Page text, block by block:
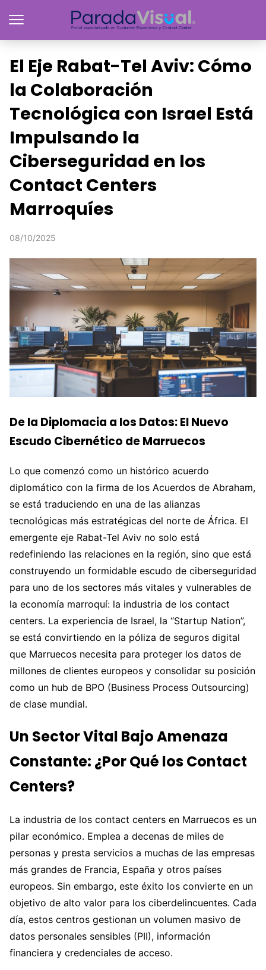
El Eje Rabat-Tel Aviv: Cómo
la Colaboración
Tecnológica con Israel Está
Impulsando la
Ciberseguridad en los
Contact Centers
Marroquíes
08/10/2025
De la Diplomacia a los Datos: El Nuevo
Escudo Cibernético de Marruecos
Lo que comenzó como un histórico acuerdo
diplomático con la firma de los Acuerdos de Abraham,
se está traduciendo en una de las alianzas
tecnológicas más estratégicas del norte de África. El
emergente eje Rabat-Tel Aviv no solo está
redefiniendo las relaciones en la región, sino que está
construyendo un formidable escudo de ciberseguridad
para uno de los sectores más vitales y vulnerables de
la economía marroquí: la industria de los contact
centers. La experiencia de Israel, la “Startup Nation”,
se está convirtiendo en la póliza de seguros digital
que Marruecos necesita para proteger los datos de
millones de clientes europeos y consolidar su posición
como un hub de BPO (Business Process Outsourcing)
de clase mundial.
Un Sector Vital Bajo Amenaza
Constante: ¿Por Qué los Contact
Centers?
La industria de los contact centers en Marruecos es un
pilar económico. Emplea a decenas de miles de
personas y presta servicios a muchas de las empresas
más grandes de Francia, España y otros países
europeos. Sin embargo, este éxito los convierte en un
objetivo de alto valor para los ciberdelincuentes. Cada
día, estos centros gestionan un volumen masivo de
datos personales sensibles (PII), información
financiera y credenciales de acceso.